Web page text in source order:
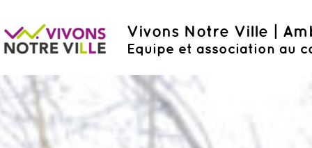
Vivons Notre Ville |
Equipe et association au